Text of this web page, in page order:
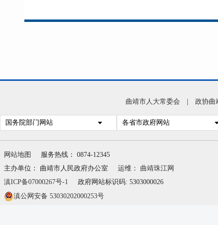
曲靖市人大常委会 政协曲
国务院部门网站 各省市政府网站
网站地图
服务热线： 0874-12345
主办单位： 曲靖市人民政府办公室
运维： 曲靖珠江网
滇ICP备07000267号-1
政府网站标识码: 5303000026
滇公网安备 53030202000253号